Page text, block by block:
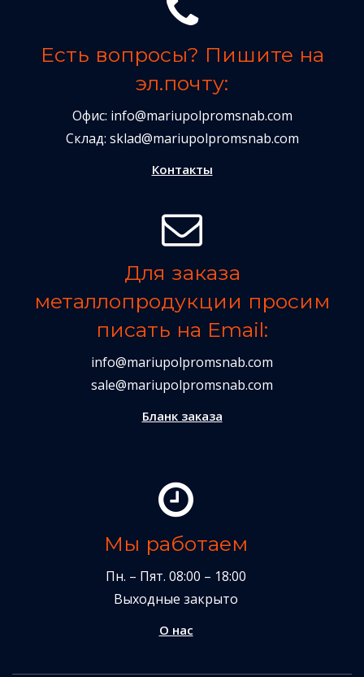
Есть вопросы? Пишите на
эл.почту:
Офис: info@mariupolpromsnab.com
Склад: sklad@mariupolpromsnab.com
Контакты
Для заказа
металлопродукции просим
писать на Email:
info@mariupolpromsnab.com
sale@mariupolpromsnab.com
Бланк заказа
Мы работаем
Пн. – Пят. 08:00 – 18:00
Выходные закрыто
О нас